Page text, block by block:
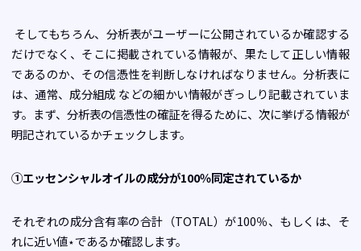
そしてもちろん、分析表がユーザーに公開されているか確認する
だけでなく、そこに掲載されている情報が、果たして正しい情報
であるのか、その信憑性を判断しなければなりません。分析表に
は、通常、成分組成 などの細かい情報がぎっしり記載されていま
す。まず、分析表の信憑性の確証を得るために、次に挙げる情報が
明記されているかチェックします。
①エッセンシャルオイルの成分が100％同定されているか
それぞれの成分含有率の合計（TOTAL）が100％、もしくは、そ
れに近い値⋆であるか確認します。